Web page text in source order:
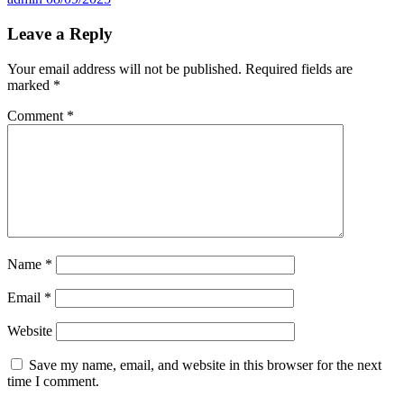
Leave a Reply
Your email address will not be published. Required fields are
marked *
Comment *
Name *
Email *
Website
Save my name, email, and website in this browser for the next
time I comment.